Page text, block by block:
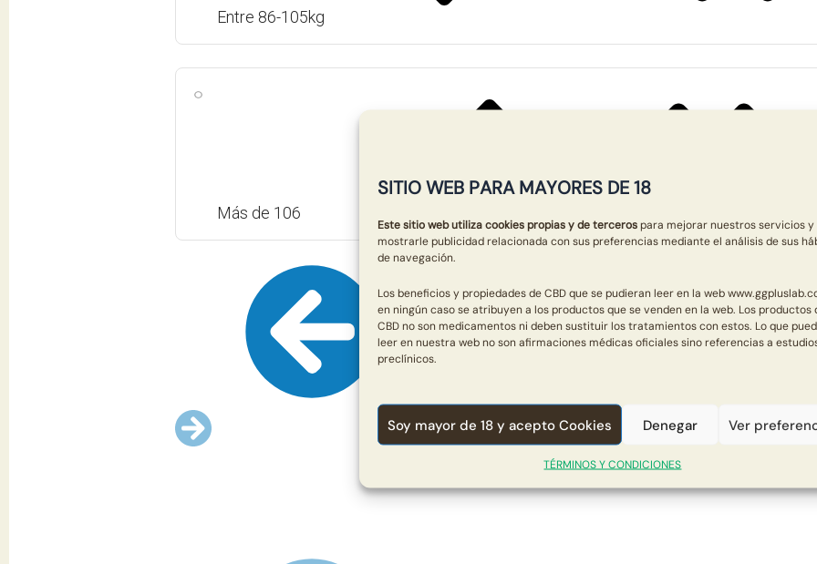
SITIO WEB PARA MAYORES DE 18
Este sitio web utiliza cookies propias y de tercerospara mejorar nuestros servicios y
mostrarle publicidad relacionada con sus preferencias mediante el análisis de sus
de navegación.
Los beneficios y propiedades de CBD que se pudieran leer en la web
en ningún caso se atribuyen a los productos que se venden en la web. Los productos
CBD no son medicamentos ni deben sustituir los tratamientos con estos. Lo que
leer en nuestra web no son afirmaciones médicas oficiales sino referencias a
preclínicos.
Soy mayor de 18 y acepto Cookies Denegar Ver
TÉRMINOS Y CONDICIONES
Entre 86-105kg
Más de 106